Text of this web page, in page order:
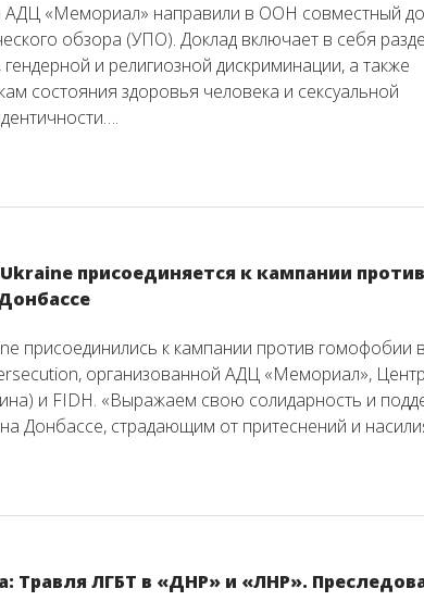
АДЦ «Мемориал» направили в ООН совместный
обзора (УПО). Доклад включает в себя
и религиозной дискриминации, а также
состояния здоровья человека и сексуальной
присоединяется к кампании против
присоединились к кампании против гомофобии
организованной АДЦ «Мемориал»,
и FIDH. «Выражаем свою солидарность и
Донбассе, страдающим от притеснений и
Травля ЛГБТ в «ДНР» и «ЛНР».